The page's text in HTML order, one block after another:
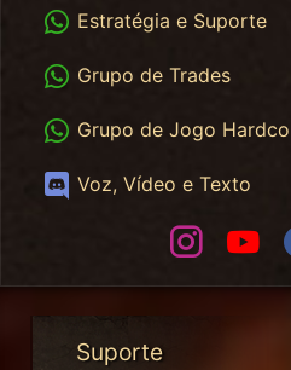
WhatsApp
Estratégia e Suporte
WhatsApp Trades
Grupo de Trades
WhatsApp HC
Grupo de Jogo
Discord
Voz, Vídeo e Texto
Suporte